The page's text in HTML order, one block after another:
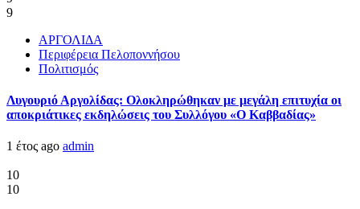
9
ΑΡΓΟΛΙΔΑ
Περιφέρεια Πελοποννήσου
Πολιτισμός
Λυγουριό Αργολίδας: Ολοκληρώθηκαν με μεγάλη επιτυχία οι
αποκριάτικες εκδηλώσεις του Συλλόγου «Ο Καββαδίας»
1 έτος ago admin
10
10